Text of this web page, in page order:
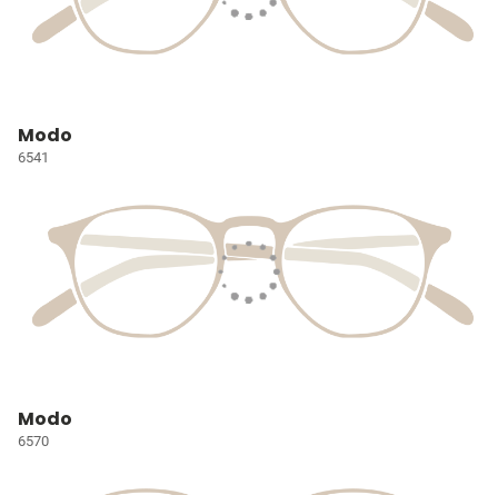
Modo
6541
Modo
6570